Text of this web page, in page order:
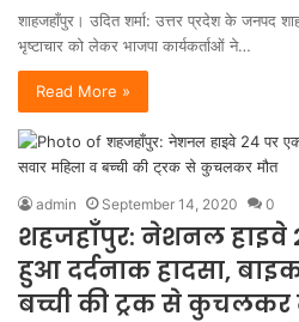
शाहजहाँपुर। उदित शर्मा: उत्तर प्रदेश के जनपद
भृष्टाचार को लेकर भाजपा कार्यकर्ताओं ने…
Read More »
admin September 14, 2020 0
शहजहाँपुर: नेशनल हाइवे
हुआ दर्दनाक हादसा,
बच्ची की ट्रक से कुचलकर